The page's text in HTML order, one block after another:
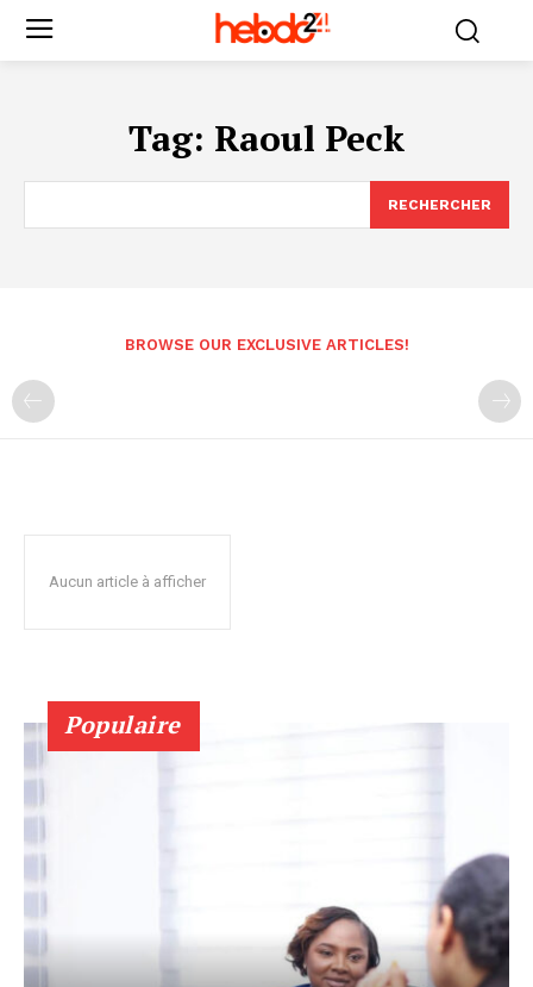
Tag: Raoul Peck
RECHERCHER
BROWSE OUR EXCLUSIVE ARTICLES!
Aucun article à afficher
Populaire